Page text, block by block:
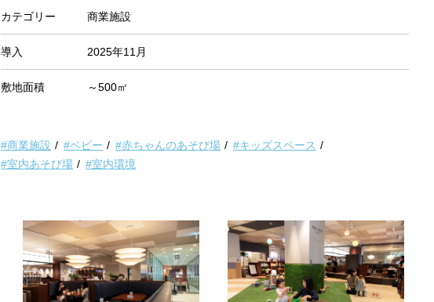
カテゴリー 商業施設
導入 2025年11月
敷地面積 ～500㎡
#商業施設 #ベビー #赤ちゃんのあそび場
#キッズスペース
#室内あそび場
#室内環境